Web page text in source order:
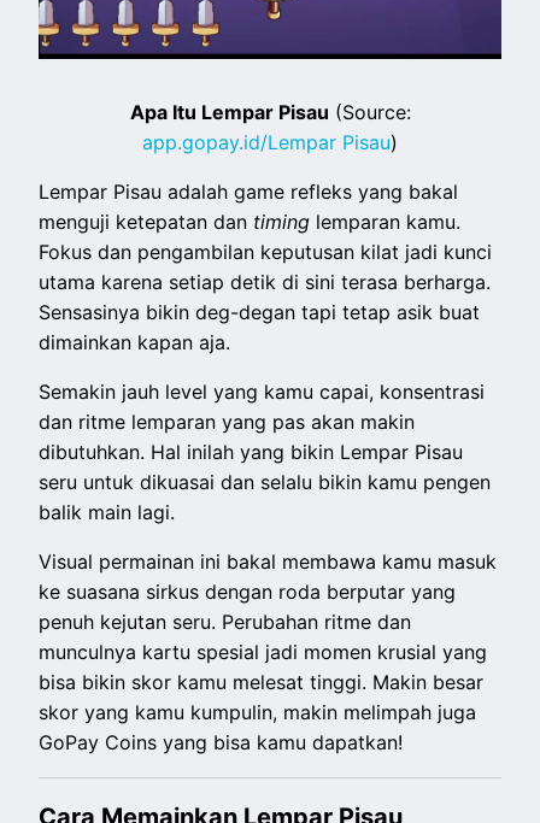
Apa Itu Lempar Pisau (Source:
app.gopay.id/Lempar Pisau)
Lempar Pisau adalah game refleks yang bakal
menguji ketepatan dan timing lemparan kamu.
Fokus dan pengambilan keputusan kilat jadi kunci
utama karena setiap detik di sini terasa berharga.
Sensasinya bikin deg-degan tapi tetap asik buat
dimainkan kapan aja.
Semakin jauh level yang kamu capai, konsentrasi
dan ritme lemparan yang pas akan makin
dibutuhkan. Hal inilah yang bikin Lempar Pisau
seru untuk dikuasai dan selalu bikin kamu pengen
balik main lagi.
Visual permainan ini bakal membawa kamu masuk
ke suasana sirkus dengan roda berputar yang
penuh kejutan seru. Perubahan ritme dan
munculnya kartu spesial jadi momen krusial yang
bisa bikin skor kamu melesat tinggi. Makin besar
skor yang kamu kumpulin, makin melimpah juga
GoPay Coins yang bisa kamu dapatkan!